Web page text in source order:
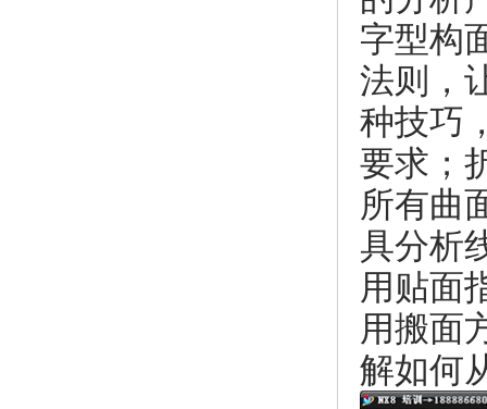
字型构
法则，
种技巧
要求；
所有曲
具分析
用贴面
用搬面
解如何